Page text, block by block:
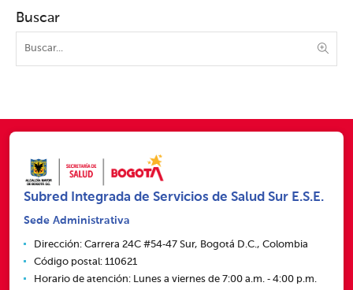
Buscar
Subred Integrada de Servicios de Salud Sur E.S.E.
Sede Administrativa
Dirección: Carrera 24C #54‑47 Sur, Bogotá D.C., Colombia
Código postal: 110621
Horario de atención: Lunes a viernes de 7:00 a.m. ‑ 4:00 p.m.